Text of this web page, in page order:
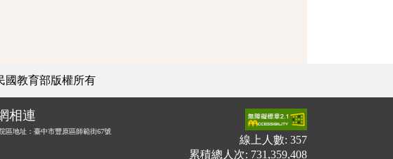
國教育部版權所有
相連
區地址：臺中市豐原區師範街67號
線上人數: 357
累積總人次: 731,359,408